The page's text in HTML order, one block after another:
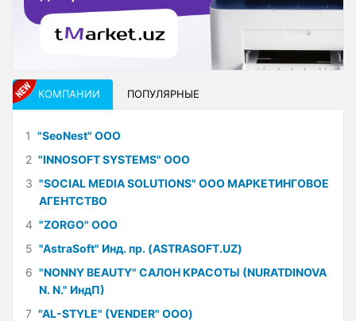
КОМПАНИИ ПОПУЛЯРНЫЕ
1 "SeoNest" ООО
2 "INNOSOFT SYSTEMS" ООО
3 "SOCIAL MEDIA SOLUTIONS" ООО МАРКЕТИНГОВОЕ
АГЕНТСТВО
4 "ZORGO" ООО
5 "AstraSoft" Инд. пр. (ASTRASOFT.UZ)
6 "NONNY BEAUTY" САЛОН КРАСОТЫ (NURATDINOVA
N. N." ИндП)
7 "AL-STYLE" (VENDER" ООО)